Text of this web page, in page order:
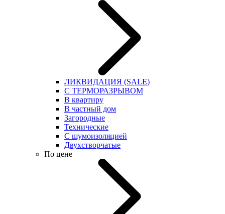
ЛИКВИДАЦИЯ (SALE)
С ТЕРМОРАЗРЫВОМ
В квартиру
В частный дом
Загородные
Технические
С шумоизоляцией
Двухстворчатые
По цене